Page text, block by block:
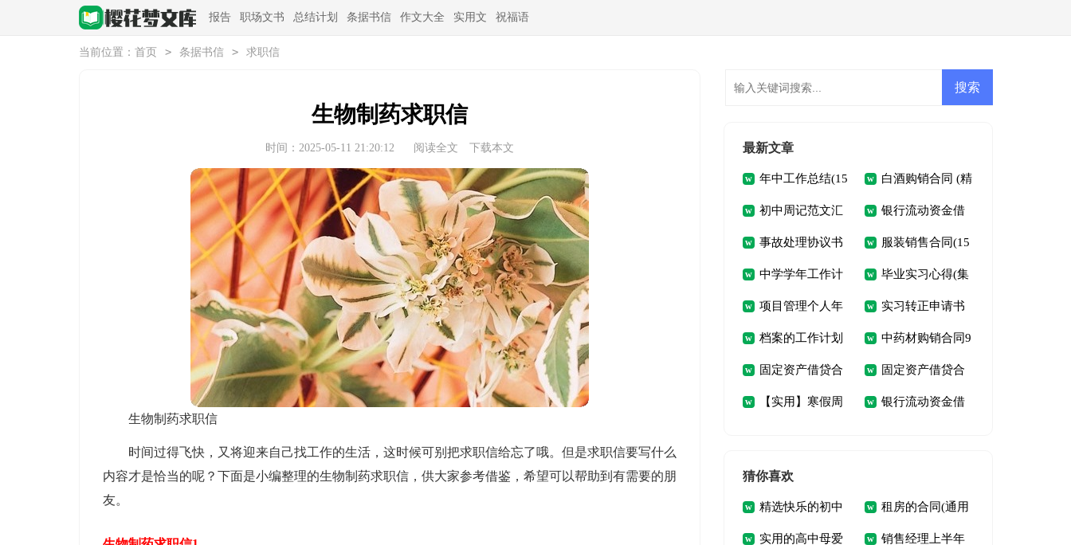
报告 职场文书 总结计划 条据书信 作文大全 实用文 祝福语
当前位置： 首页 > 条据书信 > 求职信
生物制药求职信
时间：2025-05-11 21:20:12 阅读全文 下载本文
生物制药求职信
时间过得飞快，又将迎来自己找工作的生活，这时候可别把求职信给忘了哦。但是求职信要写什么
内容才是恰当的呢？下面是小编整理的生物制药求职信，供大家参考借鉴，希望可以帮助到有需要的朋
友。
最新文章
年中工作总结(15
篇)
白酒购销合同 (精
选10篇)
初中周记范文汇
编7篇
银行流动资金借
贷合同通用5篇
事故处理协议书
范文合集3篇
服装销售合同(15
篇)
中学学年工作计
划三篇
毕业实习心得(集
合15篇)
项目管理个人年
终工作总结
实习转正申请书
(15篇)
档案的工作计划
汇编10篇
中药材购销合同9
篇
固定资产借贷合
同(8篇)
固定资产借贷合
同精选8篇
【实用】寒假周 银行流动资金借
猜你喜欢
精选快乐的初中
生活作文汇总五篇
租房的合同(通用
15篇)
实用的高中母爱 销售经理上半年